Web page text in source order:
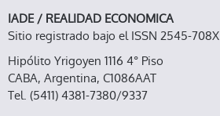
IADE / REALIDAD ECONOMICA
Sitio registrado bajo el ISSN 2545-708X
Hipólito Yrigoyen 1116 4° Piso
CABA, Argentina, C1086AAT
Tel. (5411) 4381-7380/9337